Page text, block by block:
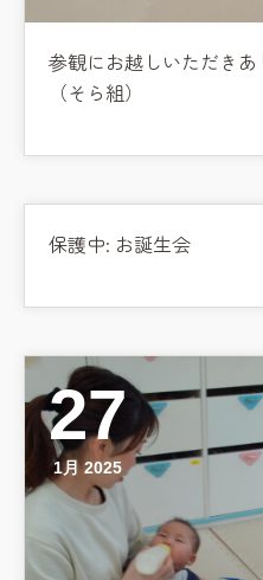
参観にお越しいただき
（そら組）
保護中: お誕生会
27
1月 2025
お知らせ